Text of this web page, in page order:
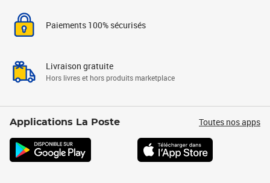
Paiements 100% sécurisés
Livraison gratuite
Hors livres et hors produits marketplace
Applications La Poste Toutes nos apps